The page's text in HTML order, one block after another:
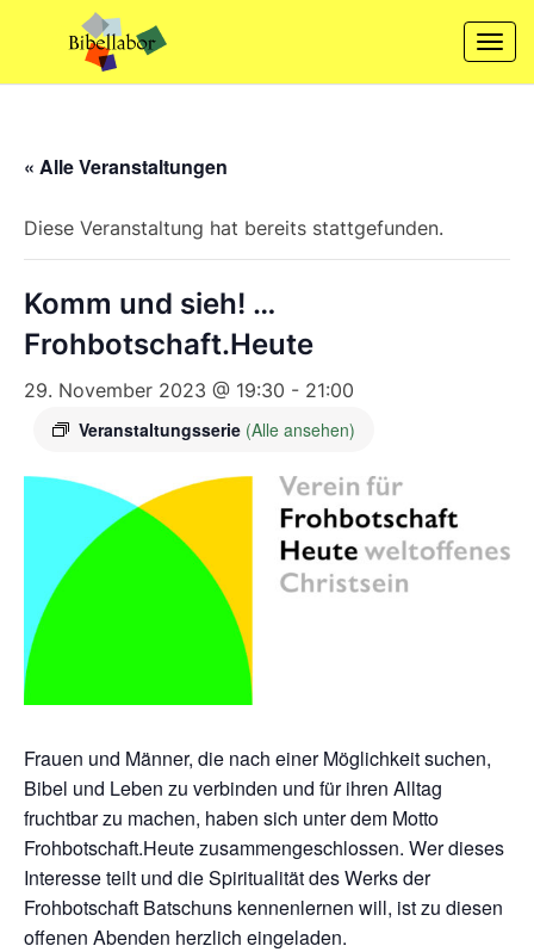
content
« Alle Veranstaltungen
Diese Veranstaltung hat bereits stattgefunden.
Komm und sieh! …
Frohbotschaft.Heute
29. November 2023 @ 19:30 - 21:00
Veranstaltungsserie (Alle ansehen)
Frauen und Männer, die nach einer Möglichkeit suchen,
Bibel und Leben zu verbinden und für ihren Alltag
fruchtbar zu machen, haben sich unter dem Motto
Frohbotschaft.Heute zusammengeschlossen. Wer dieses
Interesse teilt und die Spiritualität des Werks der
Frohbotschaft Batschuns kennenlernen will, ist zu diesen
offenen Abenden herzlich eingeladen.